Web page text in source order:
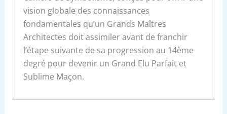
vision globale des connaissances
fondamentales qu’un Grands Maîtres
Architectes doit assimiler avant de franchir
l’étape suivante de sa progression au 14ème
degré pour devenir un Grand Elu Parfait et
Sublime Maçon.